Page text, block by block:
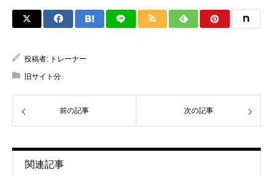
投稿者: トレーナー
旧サイト分
前の記事 次の記事
関連記事